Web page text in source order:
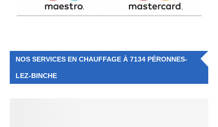
NOS SERVICES EN CHAUFFAGE À 7134 PÉRONNES-
LEZ-BINCHE